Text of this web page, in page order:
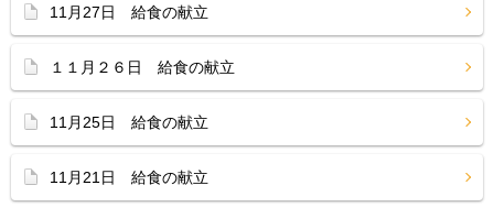
11月27日 給食の献立
１１月２６日 給食の献立
11月25日 給食の献立
11月21日 給食の献立